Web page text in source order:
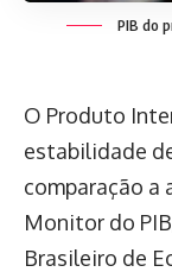
PIB do
O Produto
estabilidade
comparação a
Monitor do
Brasileiro de